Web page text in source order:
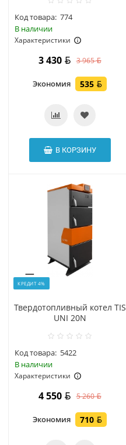
Код товара: 774
В наличии
Характеристики
3 430 3 965
Экономия 535
В КОРЗИНУ
КРЕДИТ 4%
Твердотопливный котел TIS
UNI 20N
Код товара: 5422
В наличии
Характеристики
4 550 5 260
Экономия 710